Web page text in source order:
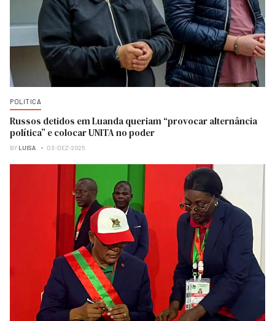
POLITICA
Russos detidos em Luanda queriam “provocar alternância
política” e colocar UNITA no poder
BY LUISA 03-DEZ-2025